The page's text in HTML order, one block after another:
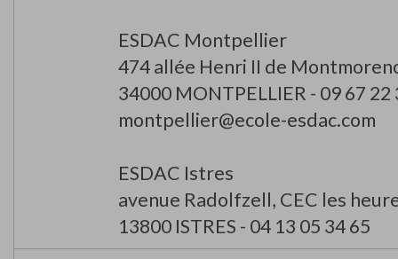
ESDAC Montpellier
474 allée Henri II de
34000 MONTPELLIER - 09 67 22
montpellier@ecole-esdac.com
ESDAC Istres
avenue Radolfzell, CEC les
13800 ISTRES - 04 13 05 34 65